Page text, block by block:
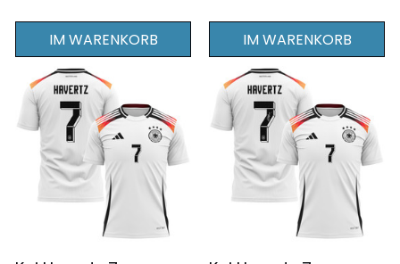
T-shirt Komplettdruck
- Weiß
IM WARENKORB
Auswärtstrikot T-shirt
Komplettdruck - Rosa
IM WARENKORB